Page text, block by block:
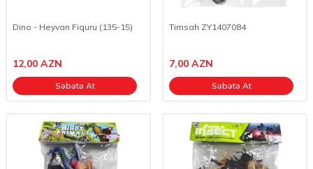
Dino - Heyvan Fiquru (135-15)
12,00 AZN
Səbətə At
Timsah ZY1407084
7,00 AZN
Səbətə At